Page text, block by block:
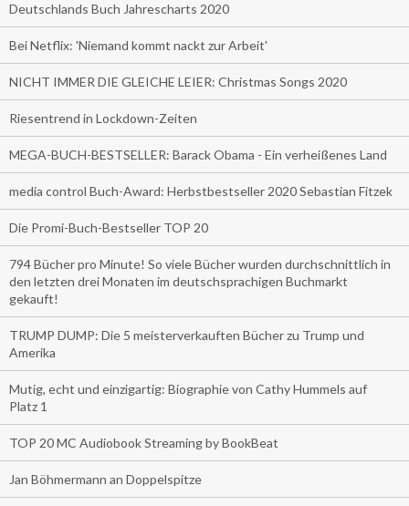
Deutschlands Buch Jahrescharts 2020
Bei Netflix: 'Niemand kommt nackt zur Arbeit'
NICHT IMMER DIE GLEICHE LEIER: Christmas Songs 2020
Riesentrend in Lockdown-Zeiten
MEGA-BUCH-BESTSELLER: Barack Obama - Ein verheißenes Land
media control Buch-Award: Herbstbestseller 2020 Sebastian Fitzek
Die Promi-Buch-Bestseller TOP 20
794 Bücher pro Minute! So viele Bücher wurden durchschnittlich in
den letzten drei Monaten im deutschsprachigen Buchmarkt
gekauft!
TRUMP DUMP: Die 5 meisterverkauften Bücher zu Trump und
Amerika
Mutig, echt und einzigartig: Biographie von Cathy Hummels auf
Platz 1
TOP 20 MC Audiobook Streaming by BookBeat
Jan Böhmermann an Doppelspitze